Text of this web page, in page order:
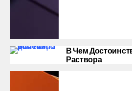
В Чем
Раствора